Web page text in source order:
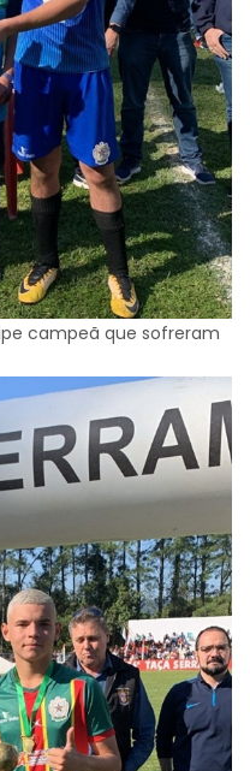
campeã que sofreram